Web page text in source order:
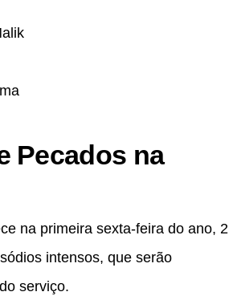
Pecados na
na primeira sexta-feira do ano, 2
intensos, que serão
serviço.